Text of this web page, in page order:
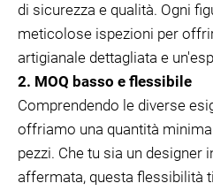
di sicurezza e qualità. Ogni
meticolose ispezioni per
artigianale dettagliata e
2. MOQ basso e flessibile
Comprendendo le diverse
offriamo una quantità
pezzi. Che tu sia un designer
affermata, questa flessibilità